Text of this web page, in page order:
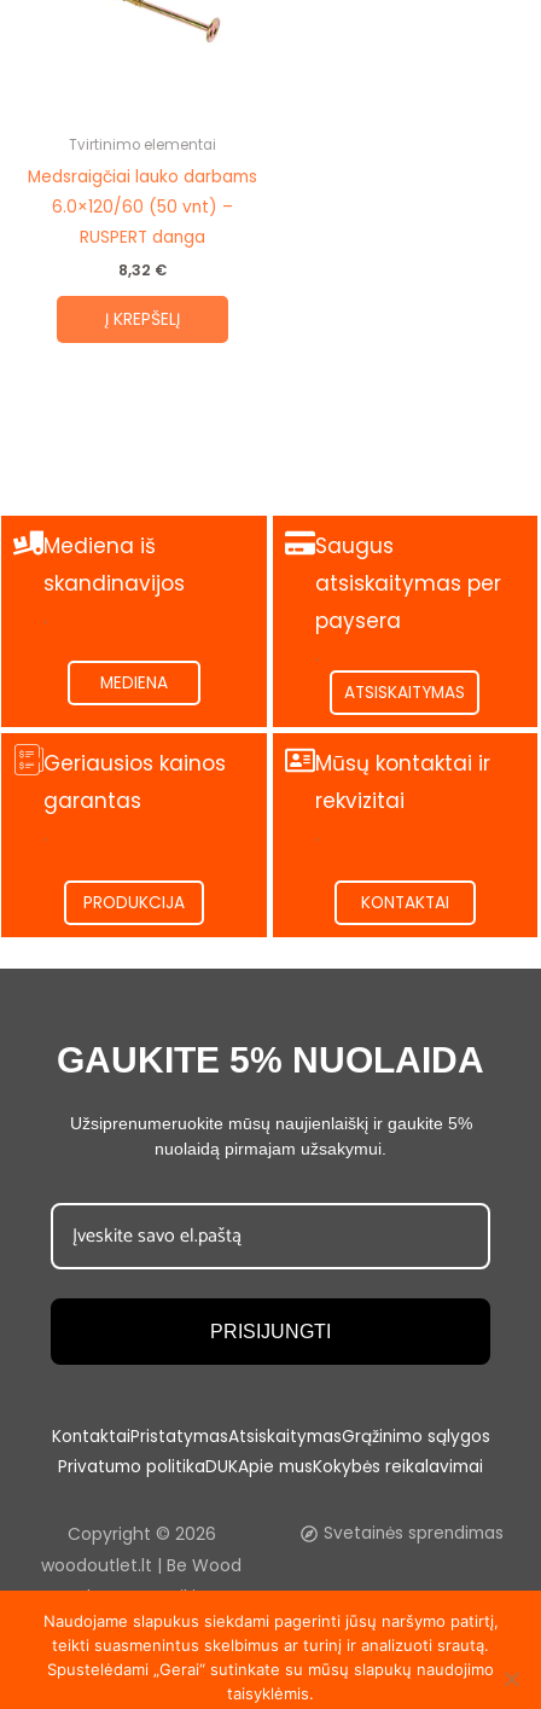
Tvirtinimo elementai
Medsraigčiai lauko darbams
6.0×120/60 (50 vnt) –
RUSPERT danga
8,32 €
Į KREPŠELĮ
Mediena iš
skandinavijos
.
MEDIENA
Saugus
atsiskaitymas per
paysera
.
ATSISKAITYMAS
Geriausios kainos
garantas
.
PRODUKCIJA
Mūsų kontaktai ir
rekvizitai
.
KONTAKTAI
GAUKITE 5% NUOLAIDA
Užsiprenumeruokite mūsų naujienlaiškį ir gaukite 5%
nuolaidą pirmajam užsakymui.
PRISIJUNGTI
KontaktaiPristatymasAtsiskaitymasGrąžinimo sąlygos
Privatumo politikaDUKApie musKokybės reikalavimai
Copyright © 2026
woodoutlet.lt | Be Wood
outlet, UAB sutikimo
draudžiama kopijuoti ir platinti
svetainėje esančią
Svetainės sprendimas
Naudojame slapukus siekdami pagerinti jūsų naršymo patirtį,
teikti suasmenintus skelbimus ar turinį ir analizuoti srautą.
Spustelėdami „Gerai“ sutinkate su mūsų slapukų naudojimo
taisyklėmis.